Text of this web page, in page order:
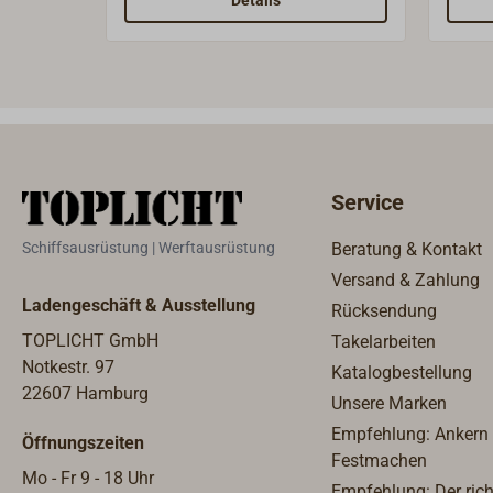
ist
sind
Schiffsausrüstung | Werftausrüstung
Ladengeschäft & Ausstellung
TOPLICHT GmbH
Notkestr. 97
22607 Hamburg
Öffnungszeiten
Mo - Fr 9 - 18 Uhr
Service
Beratung & Kontakt
Versand & Zahlung
Rücksendung
Takelarbeiten
Katalogbestellung
Unsere Marken
Empfehlung: Ankern
Festmachen